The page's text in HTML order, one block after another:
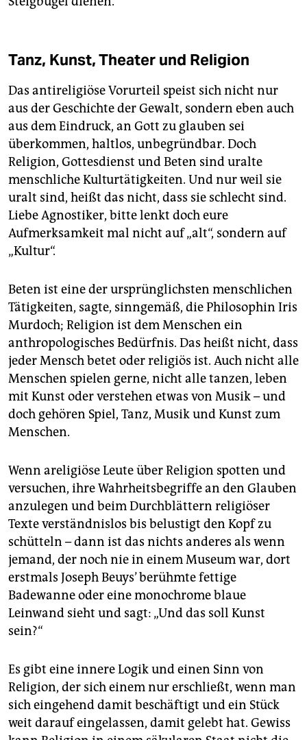
Tanz, Kunst, Theater und Religion
Das antireligiöse Vorurteil speist sich nicht nur
aus der Geschichte der Gewalt, sondern eben auch
aus dem Eindruck, an Gott zu glauben sei
überkommen, haltlos, unbegründbar. Doch
Religion, Gottesdienst und Beten sind uralte
menschliche Kulturtätigkeiten. Und nur weil sie
uralt sind, heißt das nicht, dass sie schlecht sind.
Liebe Agnostiker, bitte lenkt doch eure
Aufmerksamkeit mal nicht auf „alt“, sondern auf
„Kultur“.
Beten ist eine der ursprünglichsten menschlichen
Tätigkeiten, sagte, sinngemäß, die Philosophin Iris
Murdoch; Religion ist dem Menschen ein
anthropologisches Bedürfnis. Das heißt nicht, dass
jeder Mensch betet oder religiös ist. Auch nicht alle
Menschen spielen gerne, nicht alle tanzen, leben
mit Kunst oder verstehen etwas von Musik – und
doch gehören Spiel, Tanz, Musik und Kunst zum
Menschen.
Wenn areligiöse Leute über Religion spotten und
versuchen, ihre Wahrheitsbegriffe an den Glauben
anzulegen und beim Durchblättern religiöser
Texte verständnislos bis belustigt den Kopf zu
schütteln – dann ist das nichts anderes als wenn
jemand, der noch nie in einem Museum war, dort
erstmals Joseph Beuys’ berühmte fettige
Badewanne oder eine monochrome blaue
Leinwand sieht und sagt: „Und das soll Kunst
sein?“
Es gibt eine innere Logik und einen Sinn von
Religion, der sich einem nur erschließt, wenn man
sich eingehend damit beschäftigt und ein Stück
weit darauf eingelassen, damit gelebt hat. Gewiss